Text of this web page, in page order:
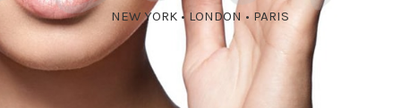
NEW YORK • LONDON • PARIS